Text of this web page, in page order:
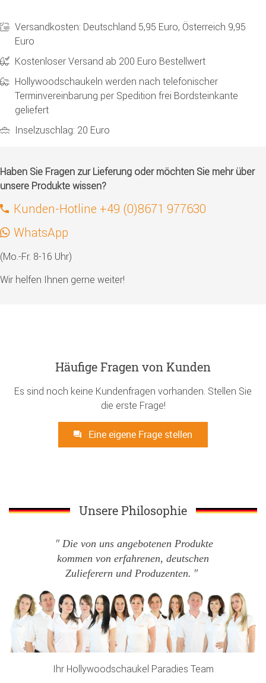
Versandkosten: Deutschland 5,95 Euro, Österreich 9,95
Euro
Kostenloser Versand ab 200 Euro Bestellwert
Hollywoodschaukeln werden nach telefonischer
Terminvereinbarung per Spedition frei Bordsteinkante
geliefert
Inselzuschlag: 20 Euro
Haben Sie Fragen zur Lieferung oder möchten Sie mehr über
unsere Produkte wissen?
Kunden-Hotline +49 (0)8671 977630
WhatsApp
(Mo.-Fr. 8-16 Uhr)
Wir helfen Ihnen gerne weiter!
Häufige Fragen von Kunden
Es sind noch keine Kundenfragen vorhanden. Stellen Sie
die erste Frage!
Eine eigene Frage stellen
Unsere Philosophie
Die von uns angebotenen Produkte
kommen von erfahrenen, deutschen
Zulieferern und Produzenten.
Ihr Hollywoodschaukel Paradies Team